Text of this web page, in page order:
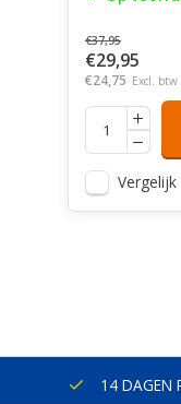
€37,95
€29,95
€24,75 Excl. btw
Vergelijk
14 DAGEN